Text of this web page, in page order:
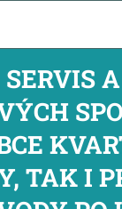
TAK I